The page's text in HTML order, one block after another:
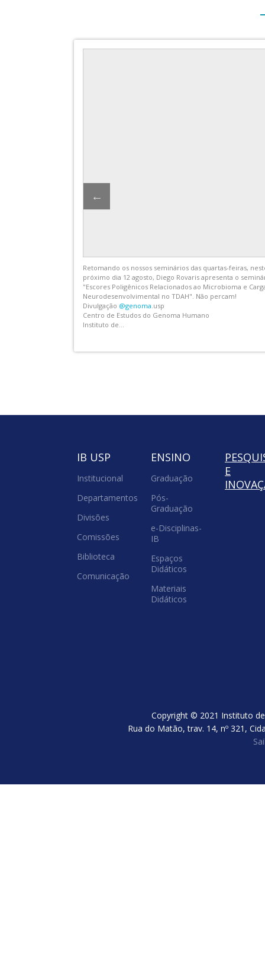
A CCEx IB convida a comunidade USP para assistir aos
concertos abertos com grupos musicais da ECA USP
@ecauspoficial. As apresentações, sempre com
variado e realizadas no horário de almoço, acontecem
vez por mês em nosso Centro Didático,...
IB USP
Institucional
Departamentos
Divisões
Comissões
Biblioteca
Comunicação
ENSINO
Graduação
Pós-
Graduação
e-Disciplinas-
IB
Espaços
Didáticos
Materiais
Didáticos
E
Copyright © 2021 Instituto
Rua do Matão, trav. 14, nº 321,